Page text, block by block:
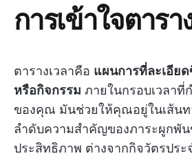
การเข้าใจตารา
ตารางเวลาคือ แผนการที่ละเอีย
หรือกิจกรรม ภายในกรอบเวลา
ของคุณ มันช่วยให้คุณอยู่ในเส้นท
ลำดับความสำคัญของภาระผูกพั
ประสิทธิภาพ ต่างจากกิจวัตรประ